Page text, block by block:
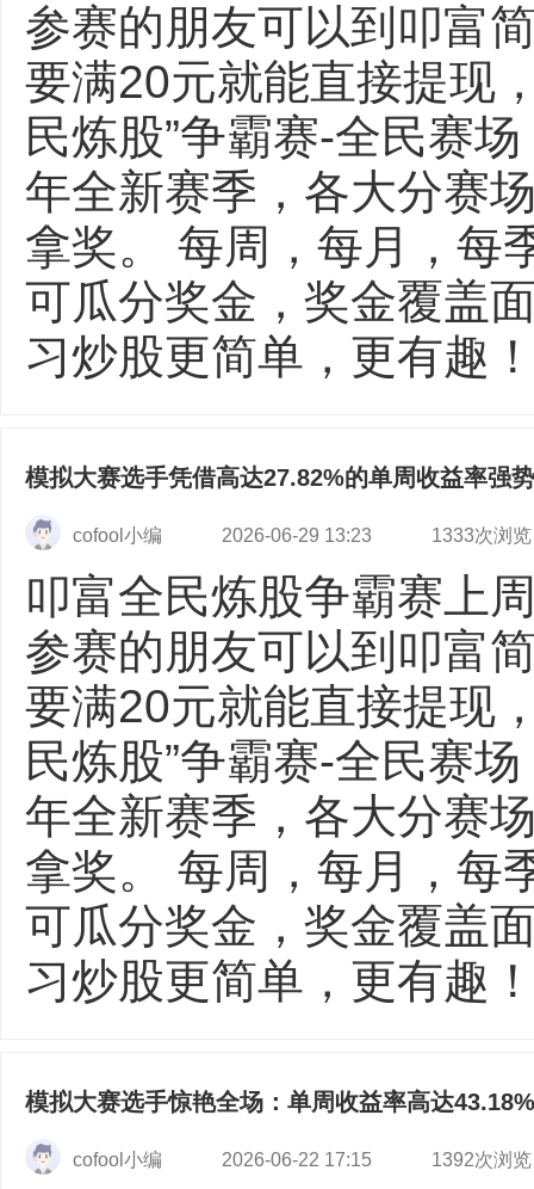
参赛的朋友可以到叩富
要满20元就能直接提现
民炼股”争霸赛-全民赛
年全新赛季，各大分赛
拿奖。 每周，每月，每
可瓜分奖金，奖金覆盖
习炒股更简单，更有趣
模拟大赛选手凭借高达27.82%的单周收益率强
cofool小编 2026-06-29 13:23 1333次浏览
叩富全民炼股争霸赛上
参赛的朋友可以到叩富
要满20元就能直接提现
民炼股”争霸赛-全民赛
年全新赛季，各大分赛
拿奖。 每周，每月，每
可瓜分奖金，奖金覆盖
习炒股更简单，更有趣
模拟大赛选手惊艳全场：单周收益率高达
cofool小编 2026-06-22 17:15 1392次浏览